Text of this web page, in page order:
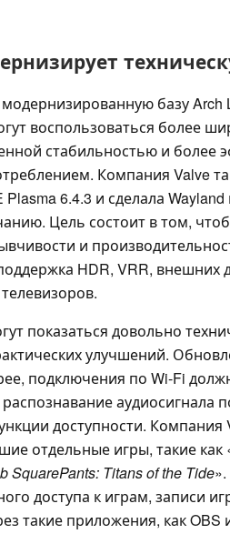
базу Arch
воспользоваться более
стабильностью и более
Компания Valve
6.4.3 и сделала
Цель состоит в том,
и
HDR, VRR, внешних
показаться довольно
улучшений.
подключения по Wi-Fi
аудиосигнала
доступности. Компания
отдельные игры, такие как
SquarePants: Titans of the Tide
доступа к играм, записи
такие приложения, как OBS